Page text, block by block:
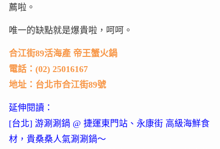
薦啦。
唯一的缺點就是爆貴啦，呵呵。
合江街89活海產 帝王蟹火鍋
電話：(02) 25016167
地址：台北市合江街89號
延伸閱讀：
[台北] 游涮涮鍋 @ 捷運東門站、永康街 高級海鮮食
材，貴桑桑人氣涮涮鍋～